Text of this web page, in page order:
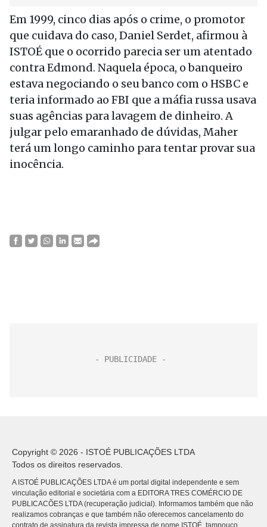
Em 1999, cinco dias após o crime, o promotor
que cuidava do caso, Daniel Serdet, afirmou à
ISTOÉ que o ocorrido parecia ser um atentado
contra Edmond. Naquela época, o banqueiro
estava negociando o seu banco com o HSBC e
teria informado ao FBI que a máfia russa usava
suas agências para lavagem de dinheiro. A
julgar pelo emaranhado de dúvidas, Maher
terá um longo caminho para tentar provar sua
inocência.
Copyright © 2026 - ISTOÉ PUBLICAÇÕES LTDA
Todos os direitos reservados.
A ISTOÉ PUBLICAÇÕES LTDA é um portal digital independente e sem
vinculação editorial e societária com a EDITORA TRES COMÉRCIO DE
PUBLICACÕES LTDA (recuperação judicial). Informamos também que não
realizamos cobranças e que também não oferecemos cancelamento do
contrato de assinatura da revista impressa de nome ISTOÉ, tampouco